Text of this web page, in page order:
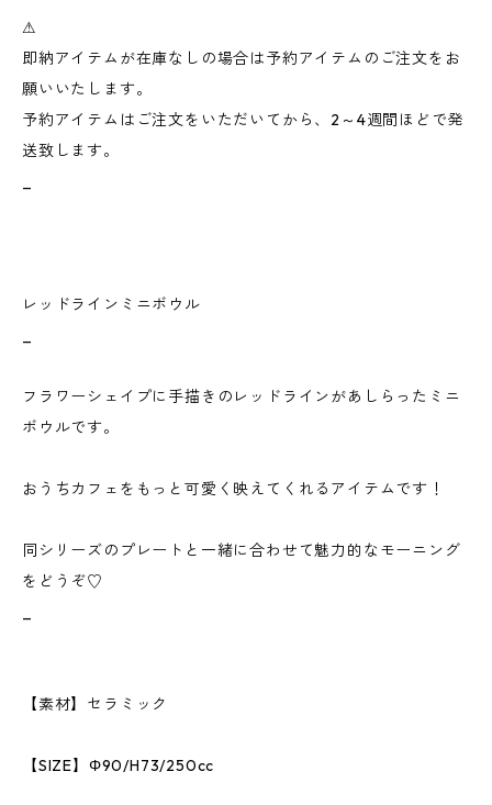
⚠︎
即納アイテムが在庫なしの場合は予約アイテムのご注文をお
願いいたします。
予約アイテムはご注文をいただいてから、2～4週間ほどで発
送致します。
レッドラインミニボウル
フラワーシェイプに手描きのレッドラインがあしらったミニ
ボウルです。
おうちカフェをもっと可愛く映えてくれるアイテムです！
同シリーズのプレートと一緒に合わせて魅力的なモーニング
をどうぞ♡
【素材】セラミック
【SIZE】Φ90/H73/250cc